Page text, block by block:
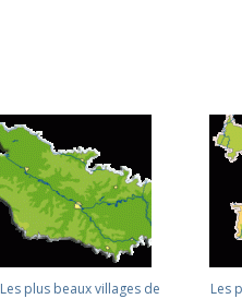
Les plus beaux villages de
Les